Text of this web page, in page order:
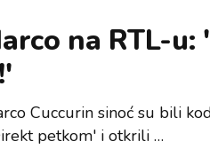
na RTL-u:
Cuccurin sinoć su bili
petkom' i otkrili …